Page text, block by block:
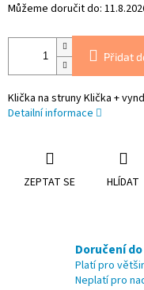
Můžeme doručit do:
Přidat
Klička na struny Klička +
Detailní informace
ZEPTAT SE HLÍDAT
Doručení
Platí pro
Neplatí pro